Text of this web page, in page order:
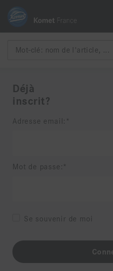
Déjà
inscrit?
Adresse email:
Mot de passe:
Se souvenir de moi